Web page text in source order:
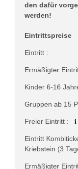
den dafür
werden!
Eintrittspreise
Eintritt :
Ermäßigter
Kinder 6-16
Gruppen ab 15
Freier Eintritt : i
Eintritt
Kriebstein (3
Ermäßigter